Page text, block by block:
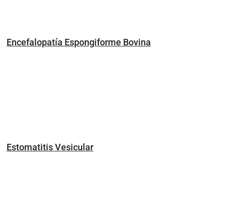
Encefalopatía Espongiforme Bovina
Estomatitis Vesicular